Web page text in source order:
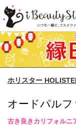
ホリスター
オードパル
古き良きカリフォルニ